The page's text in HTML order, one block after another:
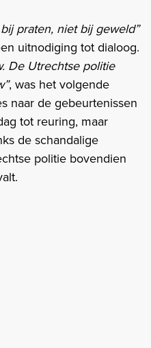
praten, niet bij geweld”
uitnodiging tot dialoog.
De Utrechtse politie
, was het volgende
naar de gebeurtenissen
tot reuring, maar
de schandalige
politie bovendien